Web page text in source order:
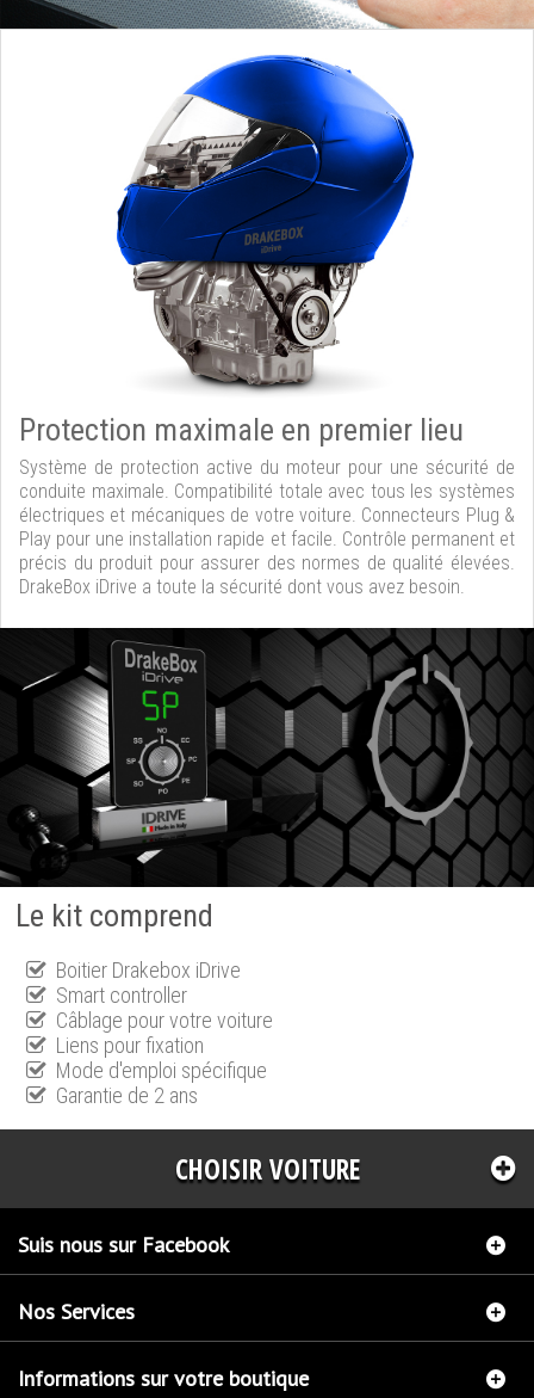
Protection maximale en premier lieu
Système de protection active du moteur pour une sécurité de
conduite maximale. Compatibilité totale avec tous les systèmes
électriques et mécaniques de votre voiture. Connecteurs Plug &
Play pour une installation rapide et facile. Contrôle permanent et
précis du produit pour assurer des normes de qualité élevées.
DrakeBox iDrive a toute la sécurité dont vous avez besoin.
Le kit comprend
Boitier Drakebox iDrive
Smart controller
Câblage pour votre voiture
Liens pour fixation
Mode d'emploi spécifique
Garantie de 2 ans
CHOISIR VOITURE
Suis nous sur Facebook
Nos Services
Informations sur votre boutique